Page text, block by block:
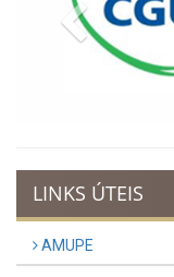
Previous
LINKS ÚTEIS
AMUPE